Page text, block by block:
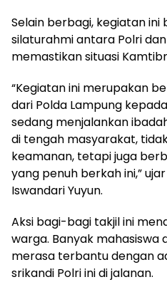
Selain berbagi, kegiatan
silaturahmi antara Polri
memastikan situasi
“Kegiatan ini merupakan
dari Polda Lampung
sedang menjalankan
di tengah masyarakat,
keamanan, tetapi juga
yang penuh berkah ini,”
Iswandari Yuyun.
Aksi bagi-bagi takjil ini
warga. Banyak mahasiswa
merasa terbantu dengan
srikandi Polri ini di jalanan.